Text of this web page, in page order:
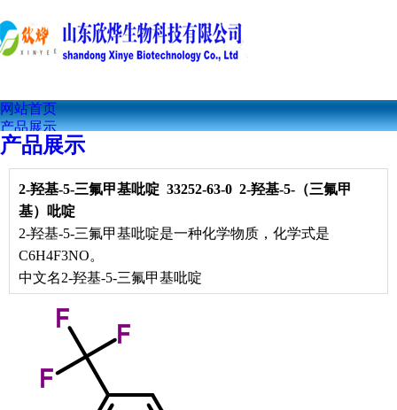
网站首页
产品展示
公司简介
公司资讯
技术文章
产品展示
2-羟基-5-三氟甲基吡啶 33252-63-0 2-羟基-5-（三氟甲
基）吡啶
2-羟基-5-三氟甲基吡啶是一种化学物质，化学式是
C6H4F3NO。
中文名2-羟基-5-三氟甲基吡啶
外文名 2-hydroxy-5-trifluoromethylpyridine
2-羟基-5-三氟甲基吡啶物化特点
CAS号： 33252-63-0